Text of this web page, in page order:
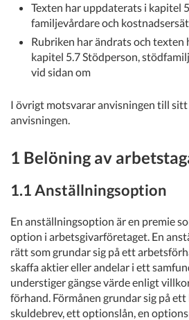
Texten har uppdaterats i kapitel
familjevårdare och
Rubriken har ändrats och texten
kapitel 5.7 Stödperson,
vid sidan om
I övrigt motsvarar anvisningen till
anvisningen.
1 Belöning av
1.1 Anställningsoption
En anställningsoption är en premie
option i arbetsgivarföretaget. En
rätt som grundar sig på ett
skaffa aktier eller andelar i ett
understiger gängse värde enligt
förhand. Förmånen grundar sig på
skuldebrev, ett optionslån, en